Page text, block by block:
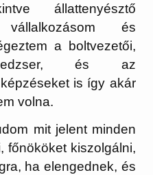
állattenyésztő
és
a boltvezetői,
és az
is így akár
volna.
mit jelent minden
főnököket kiszolgálni,
ha elengednek, és